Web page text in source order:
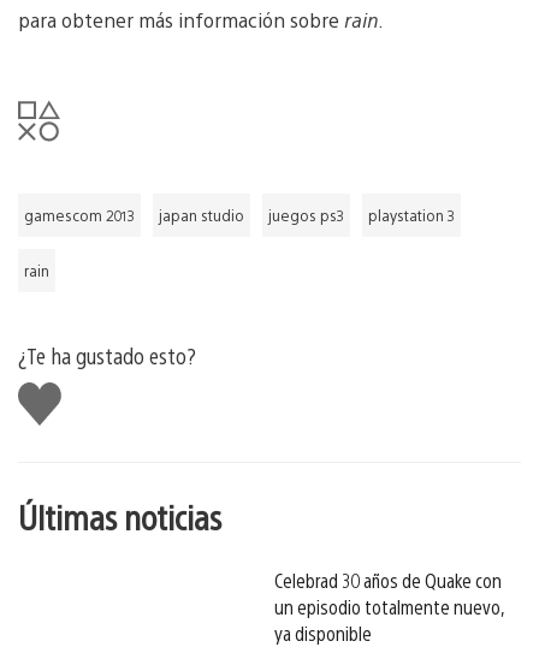
para obtener más información sobre rain
gamescom 2013 japan studio juegos ps3 playstation 3
rain
¿Te ha gustado esto?
Me
gusta
Últimas noticias
Celebrad 30 años de Quake con
un episodio totalmente nuevo,
ya disponible